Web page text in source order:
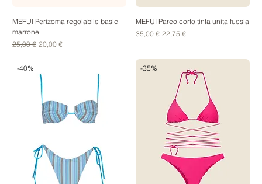
MEFUI Perizoma regolabile basic
marrone
Prezzo regolare
25,00 € Prezzo scontato
20,00 €
MEFUI Pareo corto tinta unita fucsia
Prezzo regolare
35,00 € Prezzo scontato
22,75 €
-40% -35%